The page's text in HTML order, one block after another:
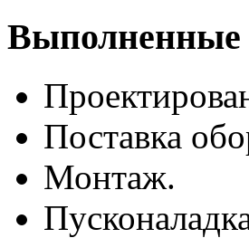
Выполненные
Поставка
Монтаж.